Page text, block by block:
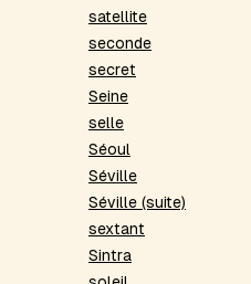
satellite
seconde
secret
Seine
selle
Séoul
Séville
Séville (suite)
sextant
Sintra